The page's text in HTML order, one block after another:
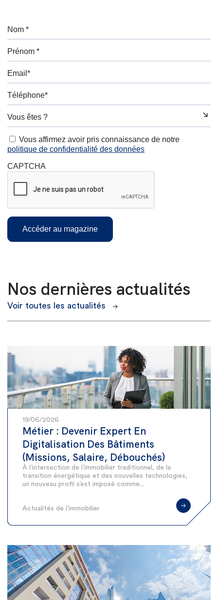
Vous affirmez avoir pris connaissance de notre
politique de confidentialité des données
CAPTCHA
Nos dernières actualités
Voir toutes les actualités
19/06/2026
Métier : Devenir Expert En
Digitalisation Des Bâtiments
(Missions, Salaire, Débouchés)
À l’intersection de l’immobilier traditionnel, de la
transition énergétique et des nouvelles technologies,
un nouveau profil s’est imposé comme...
Actualités de l’immobilier